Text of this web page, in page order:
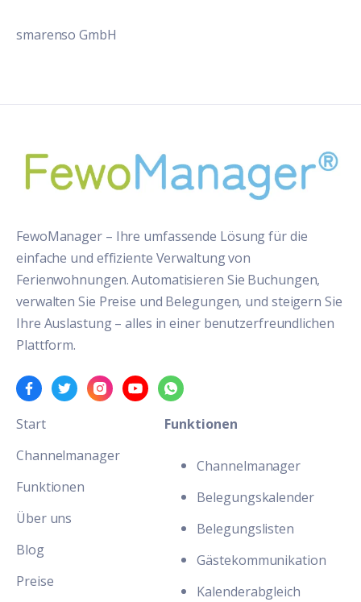
smarenso GmbH
FewoManager – Ihre umfassende Lösung für die
einfache und effiziente Verwaltung von
Ferienwohnungen. Automatisieren Sie Buchungen,
verwalten Sie Preise und Belegungen, und steigern Sie
Ihre Auslastung – alles in einer benutzerfreundlichen
Plattform.
Start
Channelmanager
Funktionen
Über uns
Blog
Preise
Funktionen
Channelmanager
Belegungskalender
Belegungslisten
Gästekommunikation
Kalenderabgleich